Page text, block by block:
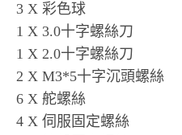
3 X 彩色球
1 X 3.0十字螺絲刀
1 X 2.0十字螺絲刀
2 X M3*5十字沉頭螺絲
6 X 舵螺絲
4 X 伺服固定螺絲